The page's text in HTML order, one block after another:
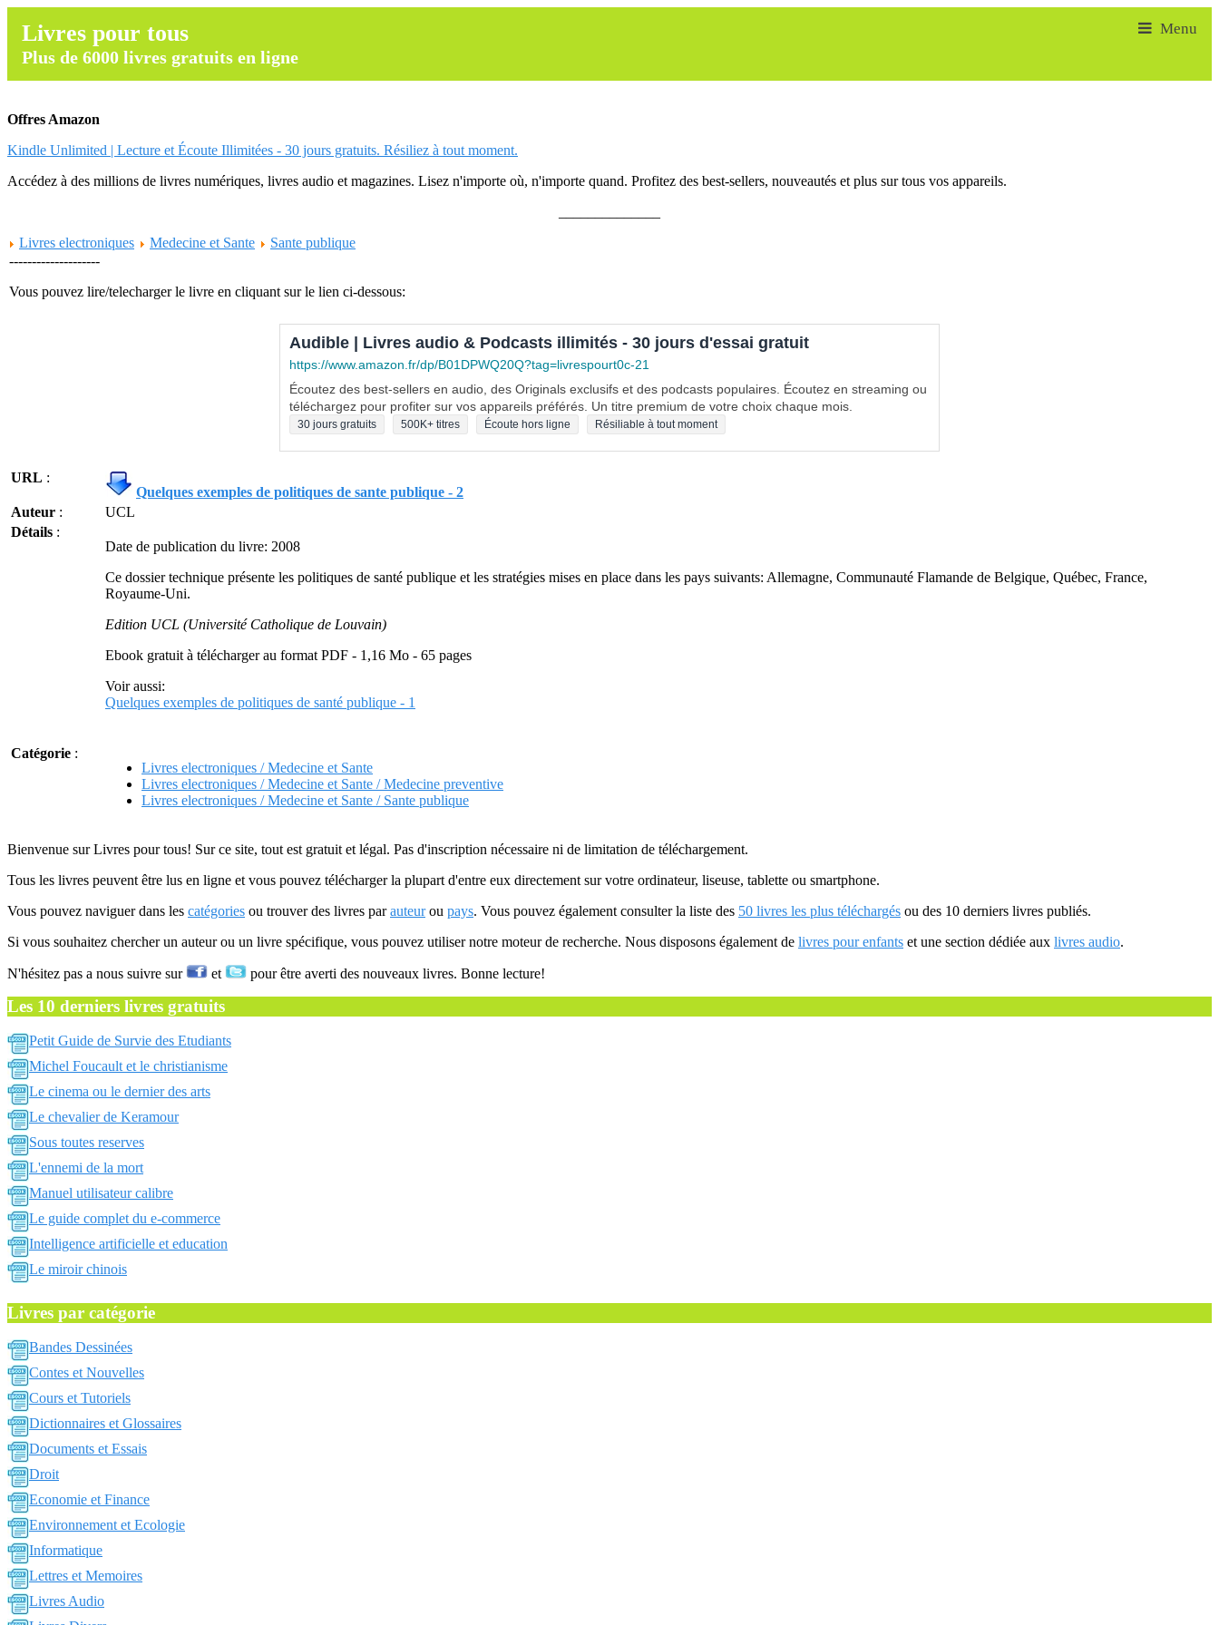
Livres pour tous
Plus de 6000 livres gratuits en ligne
Offres Amazon
Kindle Unlimited | Lecture et Écoute Illimitées - 30 jours gratuits. Résiliez à tout moment.
Accédez à des millions de livres numériques, livres audio et magazines. Lisez n'importe où, n'importe quand. Profitez des best-sellers, nouveautés et plus sur tous vos appareils.
Livres electroniques
Medecine et Sante
Sante publique
--------------------
Vous pouvez lire/telecharger le livre en cliquant sur le lien ci-dessous:
Audible | Livres audio & Podcasts illimités - 30 jours d'essai gratuit
https://www.amazon.fr/dp/B01DPWQ20Q?tag=livrespourt0c-21
Écoutez des best-sellers en audio, des Originals exclusifs et des podcasts populaires. Écoutez en streaming ou
téléchargez pour profiter sur vos appareils préférés. Un titre premium de votre choix chaque mois.
30 jours gratuits 500K+ titres Écoute hors ligne Résiliable à tout moment
URL :
Quelques exemples de politiques de sante publique - 2
Auteur :
UCL
Détails :
Date de publication du livre: 2008
Ce dossier technique présente les politiques de santé publique et les stratégies mises en place dans les pays suivants: Allemagne, Communauté Flamande de Belgique, Québec, France,
Royaume-Uni.
Edition UCL (Université Catholique de Louvain)
Ebook gratuit à télécharger au format PDF - 1,16 Mo - 65 pages
Voir aussi:
Quelques exemples de politiques de santé publique - 1
Catégorie :
Livres electroniques / Medecine et Sante
Livres electroniques / Medecine et Sante / Medecine preventive
Livres electroniques / Medecine et Sante / Sante publique
Bienvenue sur Livres pour tous! Sur ce site, tout est gratuit et légal. Pas d'inscription nécessaire ni de limitation de téléchargement.
Tous les livres peuvent être lus en ligne et vous pouvez télécharger la plupart d'entre eux directement sur votre ordinateur, liseuse, tablette ou smartphone.
Vous pouvez naviguer dans les catégories ou trouver des livres parauteurou pays. Vous pouvez également consulter la liste des 50 livres les plus téléchargés ou des 10 derniers livres publiés.
Si vous souhaitez chercher un auteur ou un livre spécifique, vous pouvez utiliser notre moteur de recherche. Nous disposons également de livres pour enfants et une section dédiée aux livres audio.
N'hésitez pas a nous suivre sur et pour être averti des nouveaux livres. Bonne lecture!
Les 10 derniers livres gratuits
Petit Guide de Survie des Etudiants
Michel Foucault et le christianisme
Le cinema ou le dernier des arts
Le chevalier de Keramour
Sous toutes reserves
L'ennemi de la mort
Manuel utilisateur calibre
Le guide complet du e-commerce
Intelligence artificielle et education
Le miroir chinois
Livres par catégorie
Bandes Dessinées
Contes et Nouvelles
Cours et Tutoriels
Dictionnaires et Glossaires
Documents et Essais
Droit
Economie et Finance
Environnement et Ecologie
Informatique
Lettres et Memoires
Livres Audio